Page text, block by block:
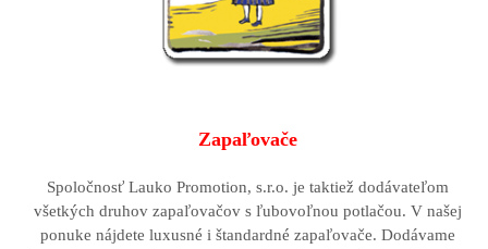
Zapaľovače
Spoločnosť Lauko Promotion, s.r.o. je taktiež dodávateľom
všetkých druhov zapaľovačov s ľubovoľnou potlačou. V našej
ponuke nájdete luxusné i štandardné zapaľovače. Dodávame